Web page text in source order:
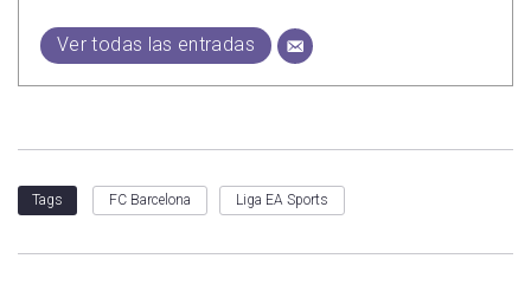
Ver todas las entradas
Tags FC Barcelona Liga EA Sports